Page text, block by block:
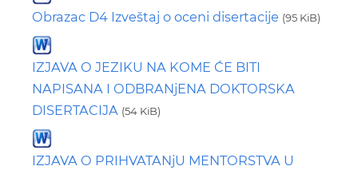
Obrazac D4 Izveštaj o oceni disertacije (95 KiB)
IZJAVA O JEZIKU NA KOME ĆE BITI
NAPISANA I ODBRANjENA DOKTORSKA
DISERTACIJA (54 KiB)
IZJAVA O PRIHVATANjU MENTORSTVA U